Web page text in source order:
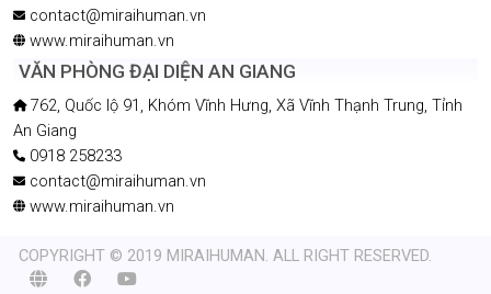
contact@miraihuman.vn
www.miraihuman.vn
VĂN PHÒNG ĐẠI DIỆN AN GIANG
762, Quốc lộ 91, Khóm Vĩnh Hưng, Xã Vĩnh Thạnh Trung, Tỉnh
An Giang
0918 258233
contact@miraihuman.vn
www.miraihuman.vn
COPYRIGHT © 2019 MIRAIHUMAN. ALL RIGHT RESERVED.